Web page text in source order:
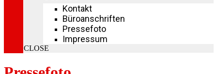
Kontakt
Büroanschriften
Pressefoto
Impressum
CLOSE